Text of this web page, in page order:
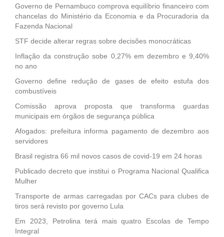
Governo de Pernambuco comprova equilíbrio financeiro com
chancelas do Ministério da Economia e da Procuradoria da
Fazenda Nacional
STF decide alterar regras sobre decisões monocráticas
Inflação da construção sobe 0,27% em dezembro e 9,40%
no ano
Governo define redução de gases de efeito estufa dos
combustíveis
Comissão aprova proposta que transforma guardas
municipais em órgãos de segurança pública
Afogados: prefeitura informa pagamento de dezembro aos
servidores
Brasil registra 66 mil novos casos de covid-19 em 24 horas
Publicado decreto que institui o Programa Nacional Qualifica
Mulher
Transporte de armas carregadas por CACs para clubes de
tiros será revisto por governo Lula
Em 2023, Petrolina terá mais quatro Escolas de Tempo
Integral